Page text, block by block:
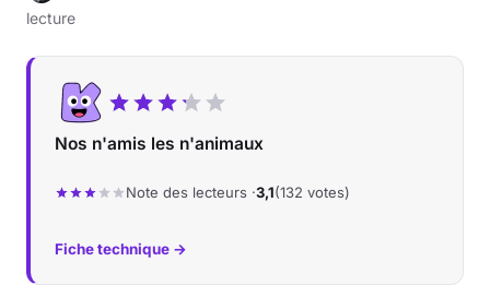
lecture
Nos n'amis les n'animaux
Note des lecteurs ·3,1(132 votes)
Fiche technique →